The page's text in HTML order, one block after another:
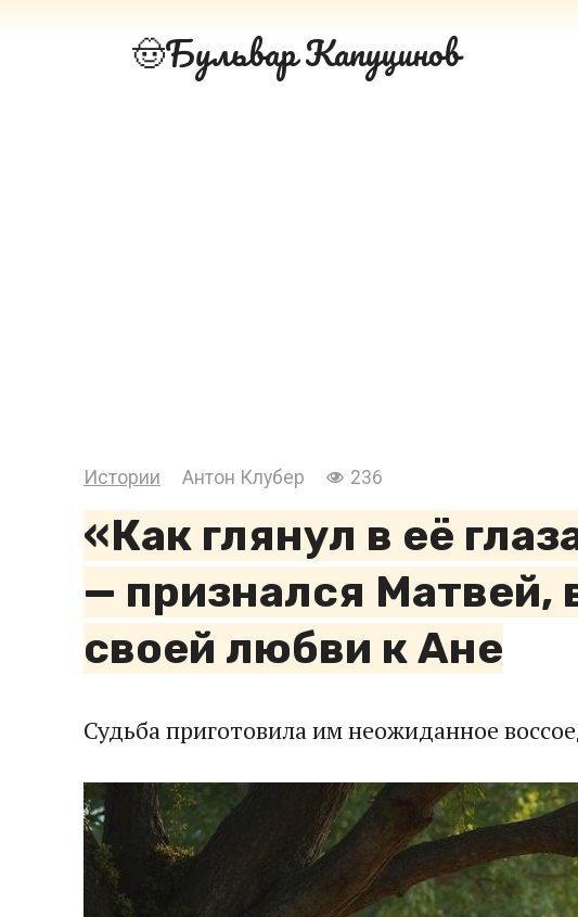
Бульвар Капуцинов
Истории Антон Клубер 236
«Как глянул в её
— признался Матвей,
своей любви к Ане
Судьба приготовила им неожиданное